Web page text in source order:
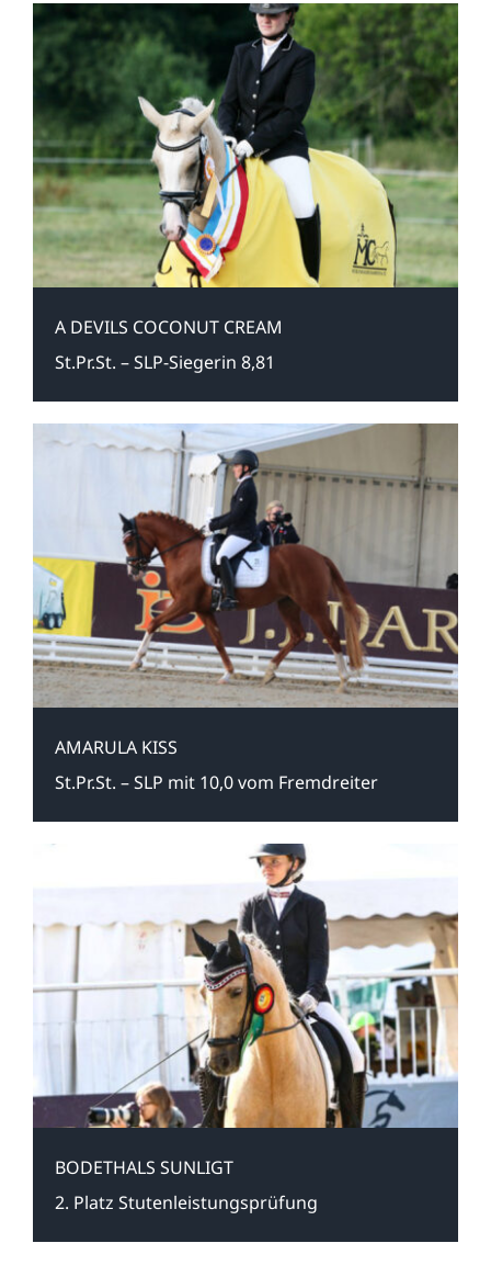
A DEVILS COCONUT CREAM
St.Pr.St. – SLP-Siegerin 8,81
AMARULA KISS
St.Pr.St. – SLP mit 10,0 vom Fremdreiter
BODETHALS SUNLIGT
2. Platz Stutenleistungsprüfung